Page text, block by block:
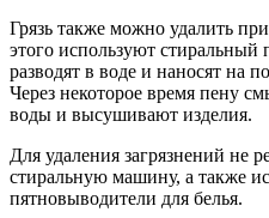
Грязь также можно удалить
этого используют
разводят в воде и наносят на
Через некоторое время пену
воды и высушивают изделия.
Для удаления загрязнений не
стиральную машину, а также
пятновыводители для белья.